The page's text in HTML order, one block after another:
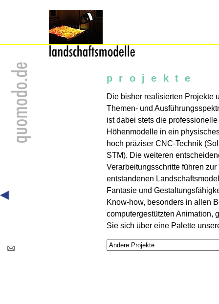
projekte
Die bisher realisierten Projekte
Themen- und
ist dabei stets die
Höhenmodelle in ein
hoch präziser CNC-Technik
STM). Die weiteren
Verarbeitungsschritte führen
entstandenen
Fantasie und
Know-how, besonders in allen
computergestützten Animation,
Sie sich über eine Palette